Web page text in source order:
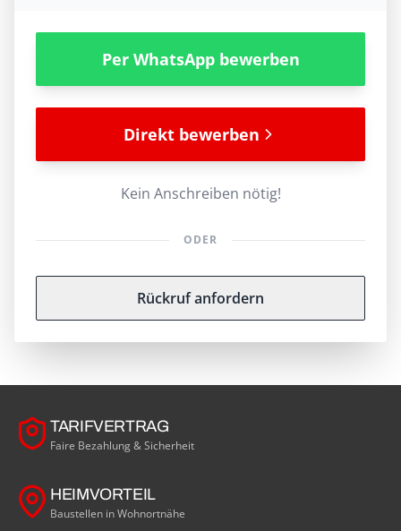
Per WhatsApp bewerben
Direkt bewerben
Kein Anschreiben nötig!
ODER
Rückruf anfordern
TARIFVERTRAG
Faire Bezahlung & Sicherheit
HEIMVORTEIL
Baustellen in Wohnortnähe